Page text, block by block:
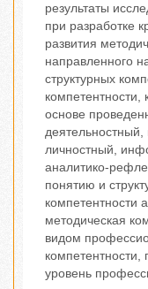
результаты
при разработке
развития
направленного
структурных
основе
деятельностный,
личностный,
аналитико-
понятию и
компетентности
методическая
видом
компетентности,
уровень